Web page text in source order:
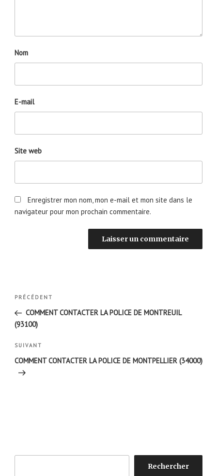
Nom
E-mail
Site web
Enregistrer mon nom, mon e-mail et mon site dans le
navigateur pour mon prochain commentaire.
Navigation
l’article
Article
précédent
PRÉCÉDENT
COMMENT CONTACTER LA POLICE DE MONTREUIL
(93100)
Article
suivant
SUIVANT
COMMENT CONTACTER LA POLICE DE MONTPELLIER (34000)
Rechercher